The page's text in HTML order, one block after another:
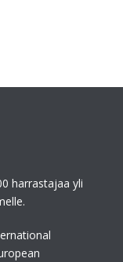
harrastajaa yli